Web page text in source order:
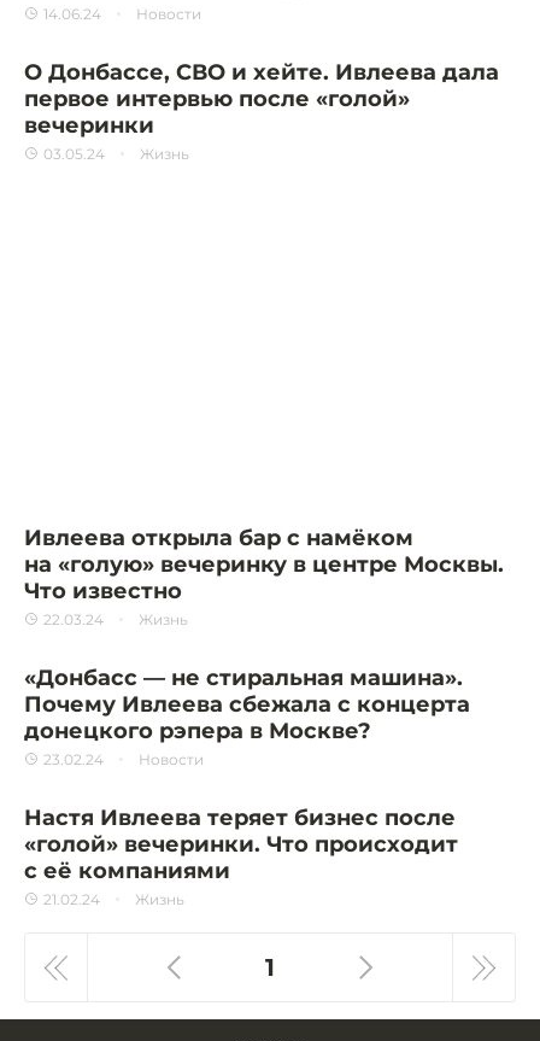
14.06.24 Новости
О Донбассе, СВО и хейте. Ивлеева дала
первое интервью после «голой»
вечеринки
03.05.24 Жизнь
Ивлеева открыла бар с намёком
на «голую» вечеринку в центре Москвы.
Что известно
22.03.24 Жизнь
«Донбасс — не стиральная машина».
Почему Ивлеева сбежала с концерта
донецкого рэпера в Москве?
23.02.24 Новости
Настя Ивлеева теряет бизнес после
«голой» вечеринки. Что происходит
с её компаниями
21.02.24 Жизнь
1